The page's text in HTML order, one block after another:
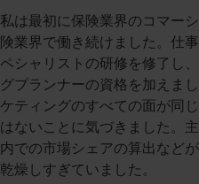
私は最初に保険業界のコマー
険業界で働き続けました。仕
ペシャリストの研修を修了し
グプランナーの資格を加えま
ケティングのすべての面が同
はないことに気づきました。
内での市場シェアの算出など
乾燥しすぎていました。